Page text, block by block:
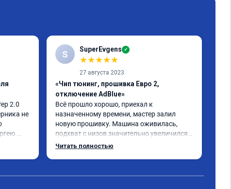
2.0
не
S SuperEvgens ✓
★★★★★
27 августа 2023
«Чип тюнинг, прошивка Евро 2,
отключение AdBlue»
Всё прошло хорошо, приехал к
назначенному времени, мастер залил
новую прошивку. Машина оживилась,
подхват с низов значительно увеличился,
тяга паровозная. Большое спасибо.
Читать полностью